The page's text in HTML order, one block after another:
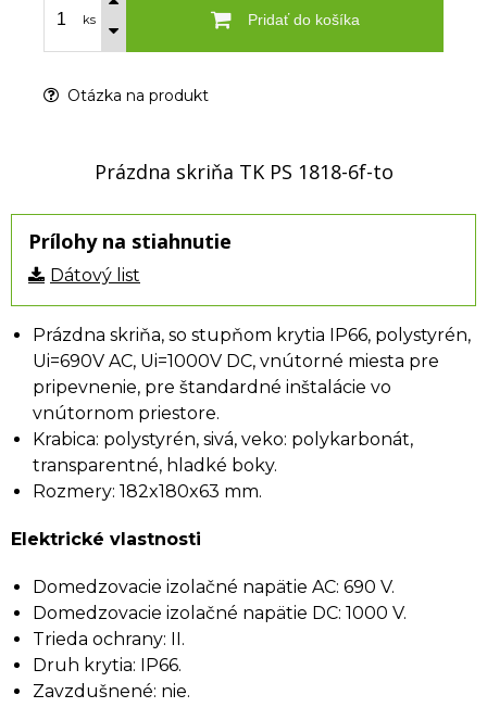
ks Pridať do košíka
Otázka na produkt
Prázdna skriňa TK PS 1818-6f-to
Prílohy na stiahnutie
Dátový list
Prázdna skriňa, so stupňom krytia IP66, polystyrén,
Ui=690V AC, Ui=1000V DC, vnútorné miesta pre
pripevnenie, pre štandardné inštalácie vo
vnútornom priestore.
Krabica: polystyrén, sivá, veko: polykarbonát,
transparentné, hladké boky.
Rozmery: 182x180x63 mm.
Elektrické vlastnosti
Domedzovacie izolačné napätie AC: 690 V.
Domedzovacie izolačné napätie DC: 1000 V.
Trieda ochrany: II.
Druh krytia: IP66.
Zavzdušnené: nie.